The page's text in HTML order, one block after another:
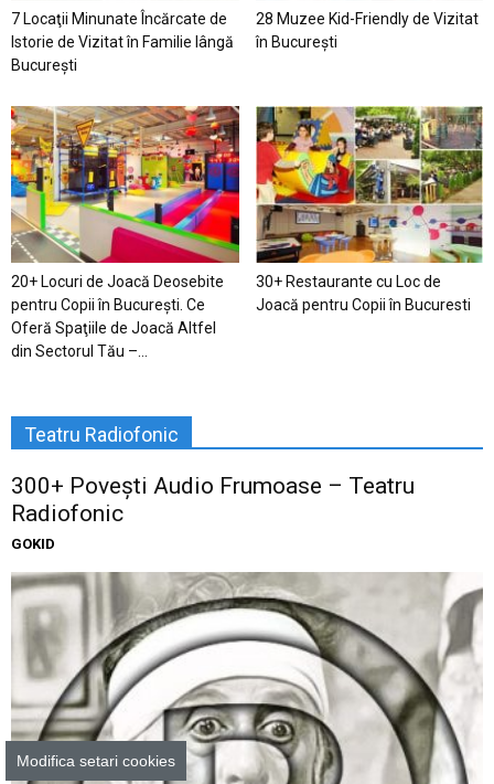
7 Locaţii Minunate Încărcate de
Istorie de Vizitat în Familie lângă
București
28 Muzee Kid-Friendly de Vizitat
în București
20+ Locuri de Joacă Deosebite
pentru Copii în Bucureşti. Ce
Oferă Spaţiile de Joacă Altfel
din Sectorul Tău –...
30+ Restaurante cu Loc de
Joacă pentru Copii în Bucuresti
Teatru Radiofonic
300+ Povești Audio Frumoase – Teatru
Radiofonic
GOKID
Modifica setari cookies